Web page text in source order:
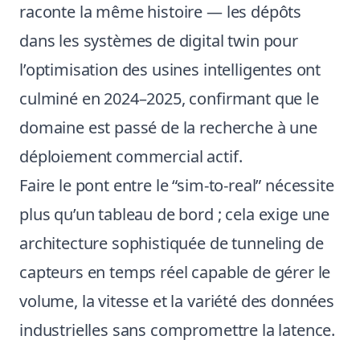
raconte la même histoire — les dépôts
dans les systèmes de digital twin pour
l’optimisation des usines intelligentes ont
culminé en 2024–2025, confirmant que le
domaine est passé de la recherche à une
déploiement commercial actif.
Faire le pont entre le “sim-to-real” nécessite
plus qu’un tableau de bord ; cela exige une
architecture sophistiquée de tunneling de
capteurs en temps réel capable de gérer le
volume, la vitesse et la variété des données
industrielles sans compromettre la latence.